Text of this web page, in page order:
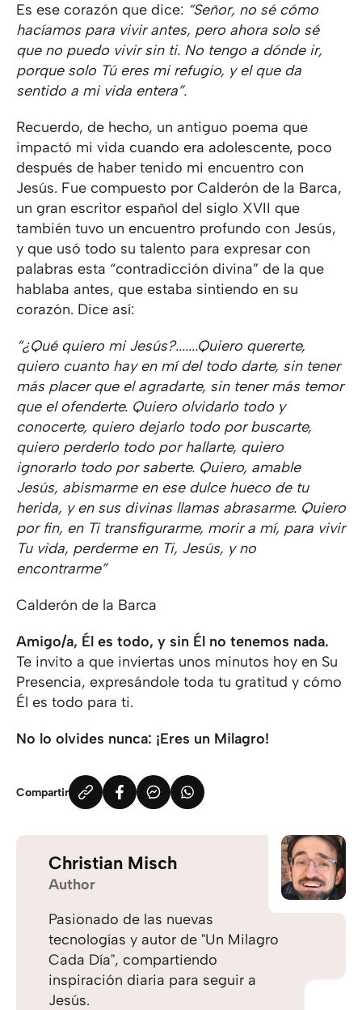
Es ese corazón que dice: “Señor, no sé cómo
hacíamos para vivir antes, pero ahora solo sé
que no puedo vivir sin ti. No tengo a dónde ir,
porque solo Tú eres mi refugio, y el que da
sentido a mi vida entera”.
Recuerdo, de hecho, un antiguo poema que
impactó mi vida cuando era adolescente, poco
después de haber tenido mi encuentro con
Jesús. Fue compuesto por Calderón de la Barca,
un gran escritor español del siglo XVII que
también tuvo un encuentro profundo con Jesús,
y que usó todo su talento para expresar con
palabras esta “contradicción divina” de la que
hablaba antes, que estaba sintiendo en su
corazón. Dice así:
“¿Qué quiero mi Jesús?.......Quiero quererte,
quiero cuanto hay en mí del todo darte, sin tener
más placer que el agradarte, sin tener más temor
que el ofenderte. Quiero olvidarlo todo y
conocerte, quiero dejarlo todo por buscarte,
quiero perderlo todo por hallarte, quiero
ignorarlo todo por saberte. Quiero, amable
Jesús, abismarme en ese dulce hueco de tu
herida, y en sus divinas llamas abrasarme. Quiero
por fin, en Ti transfigurarme, morir a mí, para vivir
Tu vida, perderme en Ti, Jesús, y no
encontrarme”
Calderón de la Barca
Amigo/a, Él es todo, y sin Él no tenemos nada.
Te invito a que inviertas unos minutos hoy en Su
Presencia, expresándole toda tu gratitud y cómo
Él es todo para ti.
No lo olvides nunca: ¡Eres un Milagro!
Compartir
Christian Misch
Author
Pasionado de las nuevas
tecnologías y autor de "Un Milagro
Cada Día", compartiendo
inspiración diaria para seguir a
Jesús.